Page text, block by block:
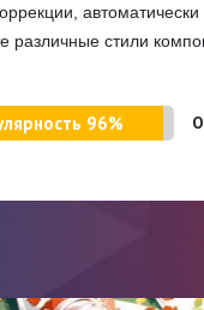
различные стили
96%